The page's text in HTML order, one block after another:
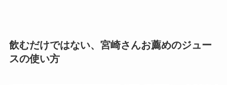
飲むだけではない、宮崎さんお薦めのジュー
スの使い方